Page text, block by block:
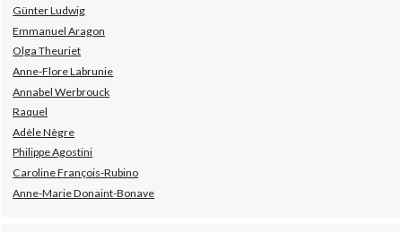
Günter Ludwig
Emmanuel Aragon
Olga Theuriet
Anne-Flore Labrunie
Annabel Werbrouck
Raquel
Adèle Nègre
Philippe Agostini
Caroline François-Rubino
Anne-Marie Donaint-Bonave